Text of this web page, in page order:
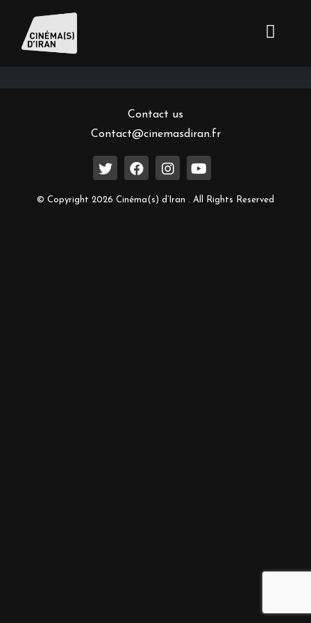
Inscrivez-vous à notre newsletter
Contact us
Contact@cinemasdiran.fr
© Copyright 2026 Cinéma(s) d’Iran . All Rights Reserved